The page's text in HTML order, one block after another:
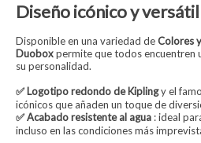
Diseño icónico y
Disponible en una variedad deColores
Duoboxpermite que todos encuentren
su personalidad.
✅ Logotipo redondo de Kiplingy el
icónicos que añaden un toque de
✅ Acabado resistente al agua : ideal
incluso en las condiciones más